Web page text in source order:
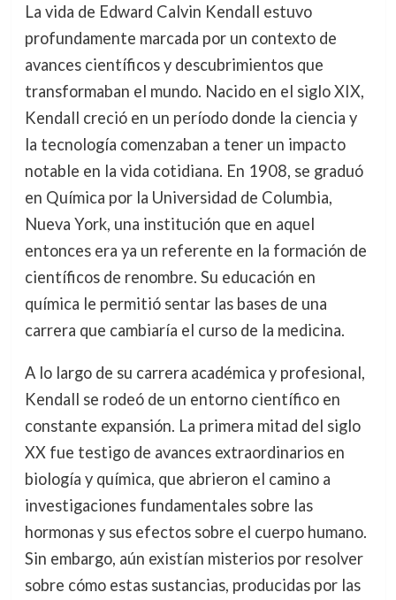
La vida de Edward Calvin Kendall estuvo
profundamente marcada por un contexto de
avances científicos y descubrimientos que
transformaban el mundo. Nacido en el siglo XIX,
Kendall creció en un período donde la ciencia y
la tecnología comenzaban a tener un impacto
notable en la vida cotidiana. En 1908, se graduó
en Química por la Universidad de Columbia,
Nueva York, una institución que en aquel
entonces era ya un referente en la formación de
científicos de renombre. Su educación en
química le permitió sentar las bases de una
carrera que cambiaría el curso de la medicina.
A lo largo de su carrera académica y profesional,
Kendall se rodeó de un entorno científico en
constante expansión. La primera mitad del siglo
XX fue testigo de avances extraordinarios en
biología y química, que abrieron el camino a
investigaciones fundamentales sobre las
hormonas y sus efectos sobre el cuerpo humano.
Sin embargo, aún existían misterios por resolver
sobre cómo estas sustancias, producidas por las